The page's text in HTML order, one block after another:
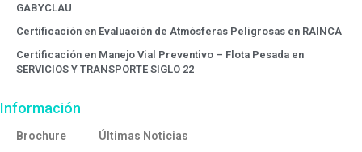
GABYCLAU
Certificación en Evaluación de Atmósferas Peligrosas en RAINCA
Certificación en Manejo Vial Preventivo – Flota Pesada en
SERVICIOS Y TRANSPORTE SIGLO 22
Información
Brochure
Últimas Noticias